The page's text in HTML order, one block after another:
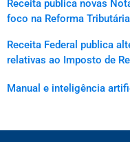
Receita publica novas
foco na Reforma Tributária
Receita Federal publica
relativas ao Imposto de
Manual e inteligência